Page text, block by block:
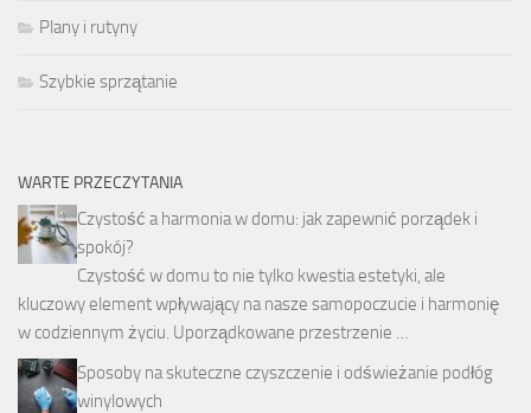
Plany i rutyny
Szybkie sprzątanie
WARTE PRZECZYTANIA
Czystość a harmonia w domu: jak zapewnić porządek i
spokój?
Czystość w domu to nie tylko kwestia estetyki, ale
kluczowy element wpływający na nasze samopoczucie i harmonię
w codziennym życiu. Uporządkowane przestrzenie …
Sposoby na skuteczne czyszczenie i odświeżanie podłóg
winylowych